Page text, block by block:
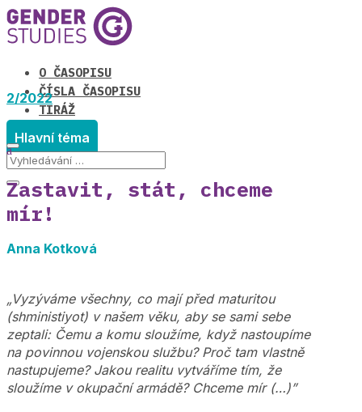
O ČASOPISU
ČÍSLA ČASOPISU
TIRÁŽ
2/2022
Hlavní téma
Zastavit, stát, chceme
mír!
Anna Kotková
„Vyzýváme všechny, co mají před maturitou
(shministiyot) v našem věku, aby se sami sebe
zeptali: Čemu a komu sloužíme, když nastoupíme
na povinnou vojenskou službu? Proč tam vlastně
nastupujeme? Jakou realitu vytváříme tím, že
sloužíme v okupační armádě? Chceme mír (…)”